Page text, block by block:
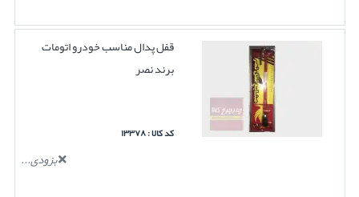
قفل پدال مناسب خودرو اتومات
برند نصر
کد کالا : ۱۳۳۷۸
بزودی...